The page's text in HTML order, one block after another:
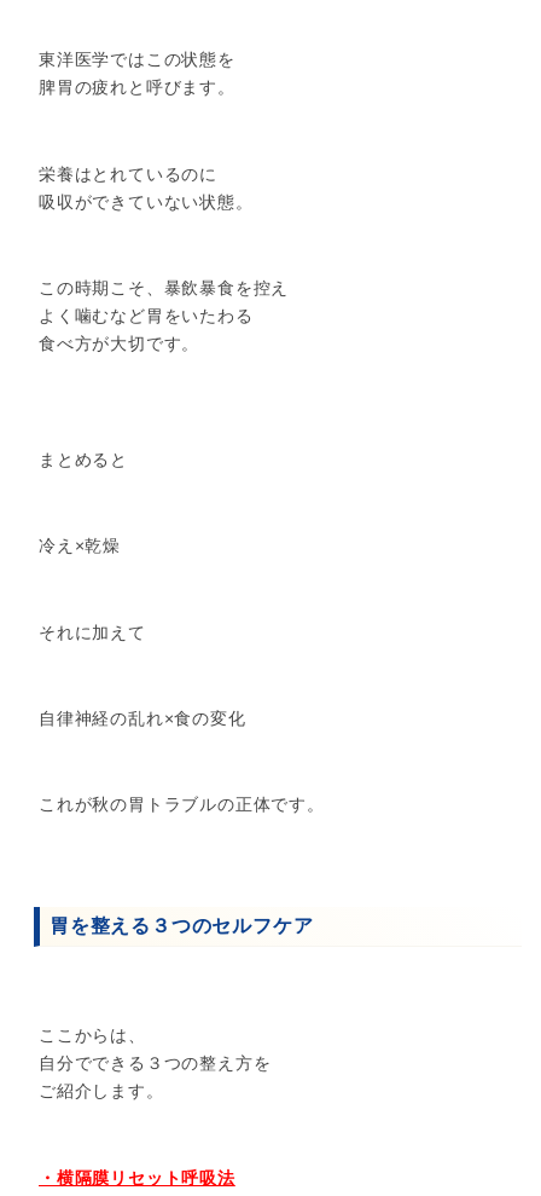
東洋医学ではこの状態を
脾胃の疲れと呼びます。
栄養はとれているのに
吸収ができていない状態。
この時期こそ、暴飲暴食を控え
よく噛むなど胃をいたわる
食べ方が大切です。
まとめると
冷え×乾燥
それに加えて
自律神経の乱れ×食の変化
これが秋の胃トラブルの正体です。
胃を整える３つのセルフケア
ここからは、
自分でできる３つの整え方を
ご紹介します。
・横隔膜リセット呼吸法